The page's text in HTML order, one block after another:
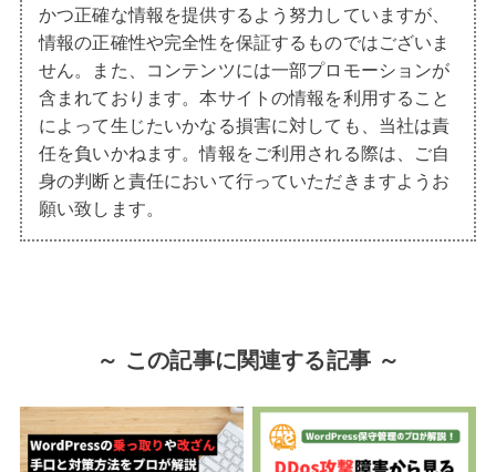
かつ正確な情報を提供するよう努力していますが、
情報の正確性や完全性を保証するものではございま
せん。また、コンテンツには一部プロモーションが
含まれております。本サイトの情報を利用すること
によって生じたいかなる損害に対しても、当社は責
任を負いかねます。情報をご利用される際は、ご自
身の判断と責任において行っていただきますようお
願い致します。
～ この記事に関連する記事 ～